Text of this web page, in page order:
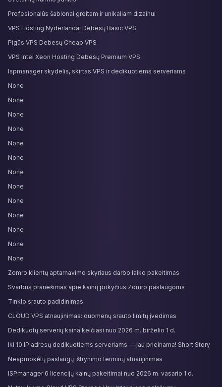
Profesionalūs šablonai greitam ir unikaliam dizainui
VPS Hosting Nyderlandai Debesų Basic VPS
Pigūs VPS Debesų Cheap VPS
VPS Intel Xeon Hosting Debesų Premium VPS
Ispmanager skydelis, skirtas VPS ir dedikuotiems serveriams
None
None
None
None
None
None
None
None
None
None
None
None
None
Zomro klientų aptarnavimo skyriaus darbo laiko pakeitimas
Svarbus pranešimas apie kainų pokyčius Zomro paslaugoms
Tinklo srauto padidinimas
CLOUD VPS atnaujinimas: duomenų srauto limitų įvedimas
Dedikuotų serverių kaina keičiasi nuo 2026 m. birželio 1 d.
Iki 10 IP adresų dedikuotiems serveriams — jau prieinama! Short Story
Neapmokėtų paslaugų ištrynimo terminų atnaujinimas
ISPmanager 6 licencijų kainų pakeitimai nuo 2026 m. vasario 1 d.